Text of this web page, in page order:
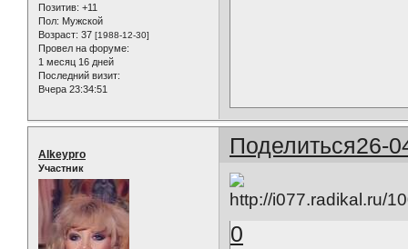
Позитив: +11
Пол: Мужской
Возраст: 37 [1988-12-30]
Провел на форуме:
1 месяц 16 дней
Последний визит:
Вчера 23:34:51
Поделиться26-
Alkeypro
Участник
0